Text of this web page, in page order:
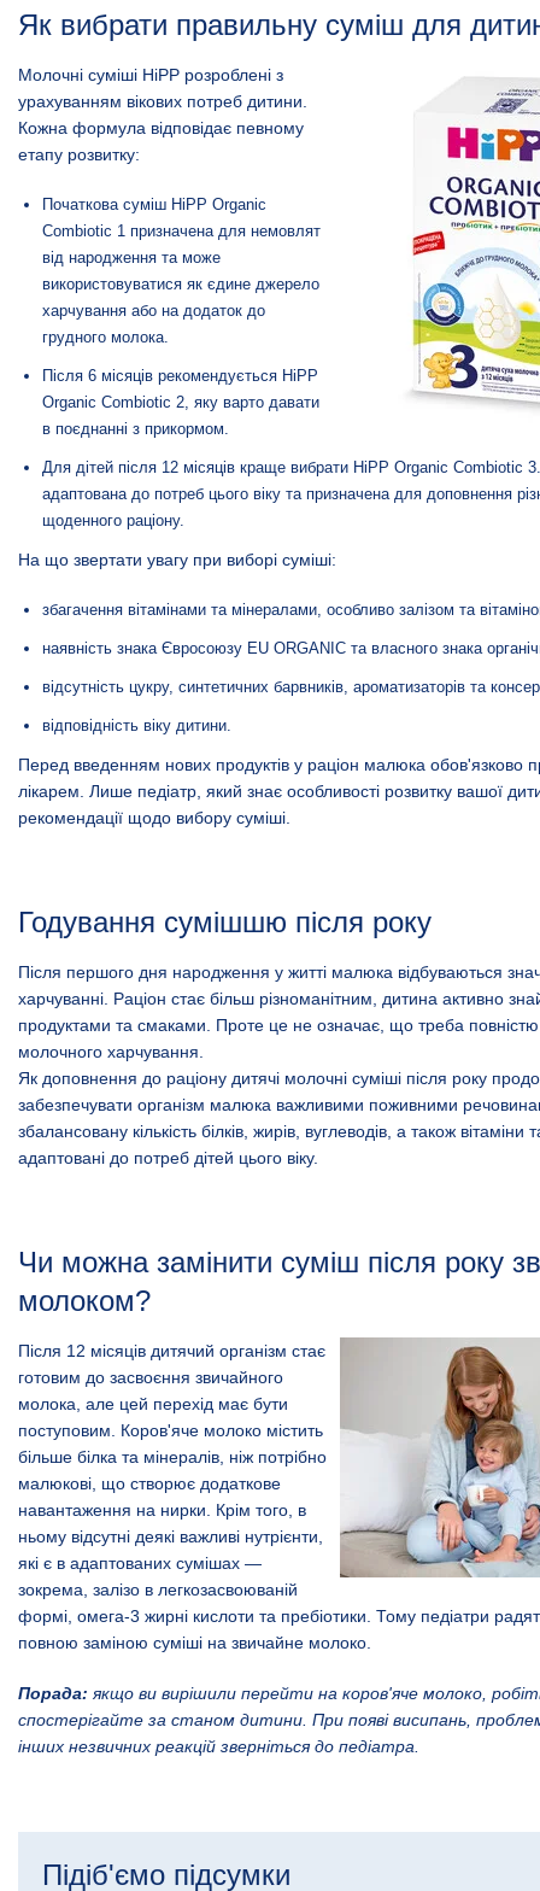
Як вибрати правильну суміш для
Молочні суміші HiPP розроблені з
урахуванням вікових потреб дитини.
Кожна формула відповідає певному
етапу розвитку:
Початкова суміш HiPP Organic
Combiotic 1 призначена для немовлят
від народження та може
використовуватися як єдине джерело
харчування або на додаток до
грудного молока.
Після 6 місяців рекомендується HiPP
Organic Combiotic 2, яку варто давати
в поєднанні з прикормом.
Для дітей після 12 місяців краще вибрати HiPP Organic Combiotic 3
адаптована до потреб цього віку та призначена для доповнення
щоденного раціону.
На що звертати увагу при виборі суміші:
збагачення вітамінами та мінералами, особливо залізом та
наявність знака Євросоюзу EU ORGANIC та власного знака
відсутність цукру, синтетичних барвників, ароматизаторів та
відповідність віку дитини.
Перед введенням нових продуктів у раціон малюка обов'язково
лікарем. Лише педіатр, який знає особливості розвитку вашої
рекомендації щодо вибору суміші.
Годування сумішшю після року
Після першого дня народження у житті малюка відбуваються
харчуванні. Раціон стає більш різноманітним, дитина активно
продуктами та смаками. Проте це не означає, що треба повністю
молочного харчування.
Як доповнення до раціону дитячі молочні суміші після року
забезпечувати організм малюка важливими поживними
збалансовану кількість білків, жирів, вуглеводів, а також вітаміни
адаптовані до потреб дітей цього віку.
Чи можна замінити суміш після року
молоком?
Після 12 місяців дитячий організм стає
готовим до засвоєння звичайного
молока, але цей перехід має бути
поступовим. Коров'яче молоко містить
більше білка та мінералів, ніж потрібно
малюкові, що створює додаткове
навантаження на нирки. Крім того, в
ньому відсутні деякі важливі нутрієнти,
які є в адаптованих сумішах —
зокрема, залізо в легкозасвоюваній
формі, омега-3 жирні кислоти та пребіотики. Тому педіатри
повною заміною суміші на звичайне молоко.
Порада: якщо ви вирішили перейти на коров'яче молоко,
спостерігайте за станом дитини. При появі висипань,
інших незвичних реакцій зверніться до педіатра.
Підіб'ємо підсумки